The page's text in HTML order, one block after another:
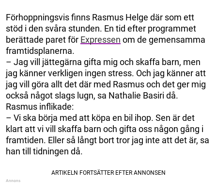
Förhoppningsvis finns Rasmus Helge där som ett
stöd i den svåra stunden. En tid efter programmet
berättade paret för Expressen om de gemensamma
framtidsplanerna.
– Jag vill jättegärna gifta mig och skaffa barn, men
jag känner verkligen ingen stress. Och jag känner att
jag vill göra allt det där med Rasmus och det ger mig
också något slags lugn, sa Nathalie Basiri då.
Rasmus inflikade:
– Vi ska börja med att köpa en bil ihop. Sen är det
klart att vi vill skaffa barn och gifta oss någon gång i
framtiden. Eller så långt bort tror jag inte att det är, sa
han till tidningen då.